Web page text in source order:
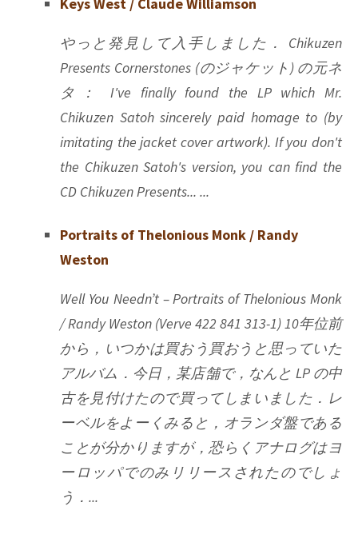
やっと発見して入手しました． Chikuzen
Presents Cornerstones (のジャケット) の元ネ
タ： I've finally found the LP which Mr.
Chikuzen Satoh sincerely paid homage to (by
imitating the jacket cover artwork). If you don't
the Chikuzen Satoh's version, you can find the
CD Chikuzen Presents... ...
Portraits of Thelonious Monk / Randy
Weston
Well You Needn’t – Portraits of Thelonious Monk
/ Randy Weston (Verve 422 841 313-1) 10年位前
から，いつかは買おう買おうと思っていた
アルバム．今日，某店舗で，なんと LP の中
古を見付けたので買ってしまいました．レ
ーベルをよーくみると，オランダ盤である
ことが分かりますが，恐らくアナログはヨ
ーロッパでのみリリースされたのでしょ
う．...